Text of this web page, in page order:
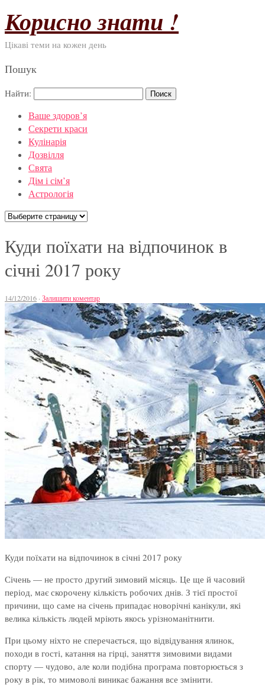
Корисно знати !
Цікаві теми на кожен день
Пошук
Найти:
Ваше здоров’я
Секрети краси
Кулінарія
Дозвілля
Свята
Дім і сім’я
Астрологія
Куди поїхати на відпочинок в
січні 2017 року
14/12/2016 · Залишити коментар
Куди поїхати на відпочинок в січні 2017 року
Січень — не просто другий зимовий місяць. Це ще й часовий
період, має скорочену кількість робочих днів. З тієї простої
причини, що саме на січень припадає новорічні канікули, які
велика кількість людей мріють якось урізноманітнити.
При цьому ніхто не сперечається, що відвідування ялинок,
походи в гості, катання на гірці, заняття зимовими видами
спорту — чудово, але коли подібна програма повторюється з
року в рік, то мимоволі виникає бажання все змінити.